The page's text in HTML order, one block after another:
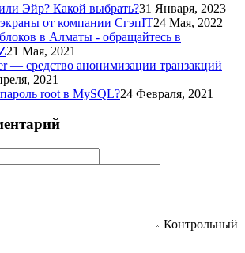
Эйр? Какой выбрать?31 Января, 2023
от компании СгэпIT24 Мая, 2022
в Алматы - обращайтесь в
21 Мая, 2021
— средство анонимизации транзакций
2021
root в MySQL?24 Февраля, 2021
Контрольный